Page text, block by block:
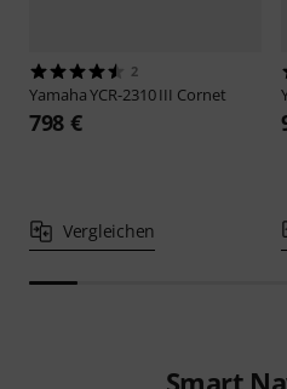
2
YamahaYCR-2310 III Cornet
798 €
Vergleichen